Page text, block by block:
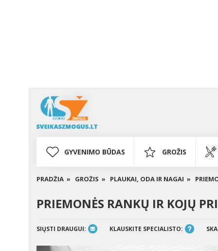
GYVENIMO BŪDAS GROŽIS
PRADŽIA » GROŽIS » PLAUKAI, ODA IR NAGAI »
PRIEMONĖS RANKŲ IR KOJŲ
SIŲSTI DRAUGUI: KLAUSKITE SPECIALISTO: